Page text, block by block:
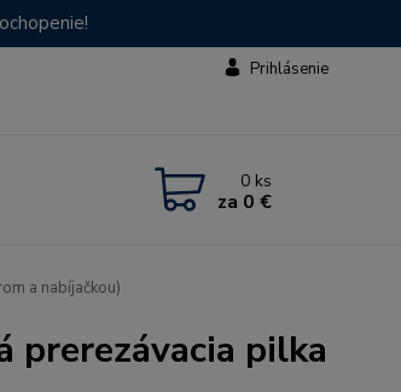
Prihlásenie
0 ks
za 0 €
a nabíjačkou)
pilka